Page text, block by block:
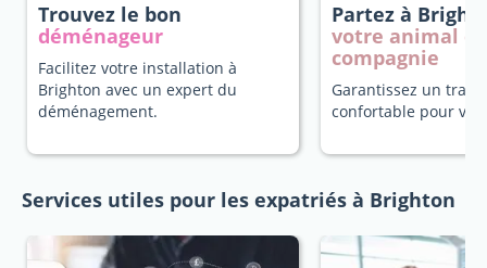
Trouvez le bon
déménageur
Facilitez votre installation à
Brighton avec un expert du
déménagement.
Partez à
votre animal de
compagnie
Garantissez un
confortable pour
Services utiles pour les expatriés à Brighton